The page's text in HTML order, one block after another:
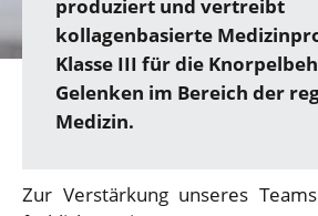
produziert und vertreibt
kollagenbasierte
Klasse III für die
Gelenken im Bereich der
Medizin.
Zur Verstärkung unseres